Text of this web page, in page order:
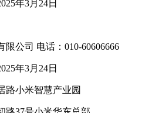
年3月24日
公司 电话：010-60606666
年3月24日
路小米智慧产业园